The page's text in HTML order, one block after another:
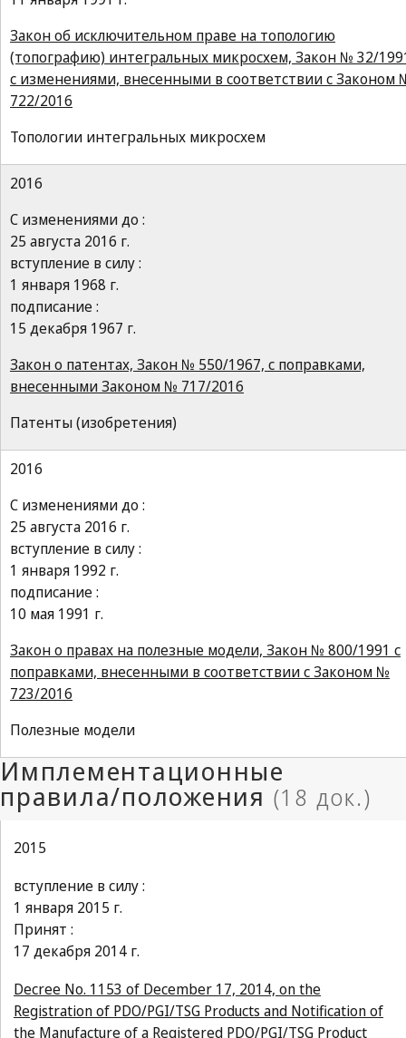
Закон об исключительном праве на топологию
(топографию) интегральных микросхем, Закон № 32/
с изменениями, внесенными в соответствии с Законом
722/2016
Топологии интегральных микросхем
2016
С изменениями до :
25 августа 2016 г.
вступление в силу :
1 января 1968 г.
подписание :
15 декабря 1967 г.
Закон о патентах, Закон № 550/1967, с поправками,
внесенными Законом № 717/2016
Патенты (изобретения)
2016
С изменениями до :
25 августа 2016 г.
вступление в силу :
1 января 1992 г.
подписание :
10 мая 1991 г.
Закон о правах на полезные модели, Закон № 800/1991 с
поправками, внесенными в соответствии с Законом №
723/2016
Полезные модели
2015
вступление в силу :
1 января 2015 г.
Принят :
17 декабря 2014 г.
Decree No. 1153 of December 17, 2014, on the
Registration of PDO/PGI/TSG Products and Notification of
the Manufacture of a Registered PDO/PGI/TSG Product